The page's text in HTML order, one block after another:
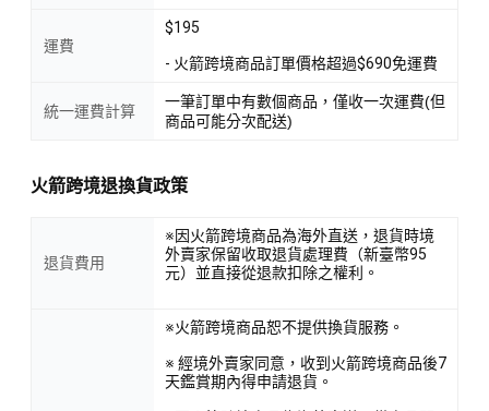
運費
$195
- 火箭跨境商品訂單價格超過$690免運費
統一運費計算
一筆訂單中有數個商品，僅收一次運費(但
商品可能分次配送)
火箭跨境退換貨政策
退貨費用
※因火箭跨境商品為海外直送，退貨時境
外賣家保留收取退貨處理費（新臺幣95
元）並直接從退款扣除之權利。
※火箭跨境商品恕不提供換貨服務。
※ 經境外賣家同意，收到火箭跨境商品後7
天鑑賞期內得申請退貨。